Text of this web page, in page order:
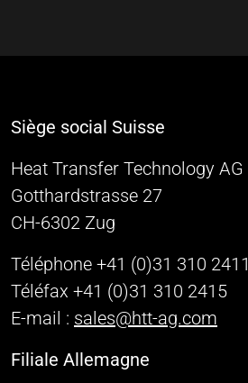
Siège social Suisse
Heat Transfer Technology AG
Gotthardstrasse 27
CH-6302 Zug
Téléphone +41 (0)31 310 2411
Téléfax +41 (0)31 310 2415
E-mail : sales@htt-ag.com
Filiale Allemagne